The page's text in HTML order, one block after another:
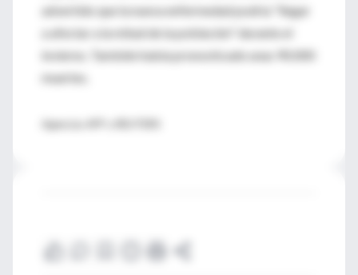
advertido que la nueva enfermedad podría "llegar
a afectar a la mitad de la población" durante el
invierno. También había pronosticado unas 90.000
muertes.